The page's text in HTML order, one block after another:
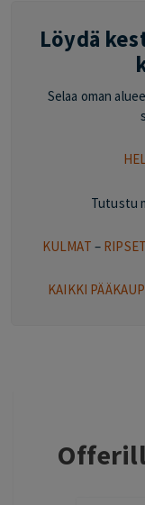
Löydä
Selaa oman
Tutustu
KULMAT – RIPSET
KAIKKI